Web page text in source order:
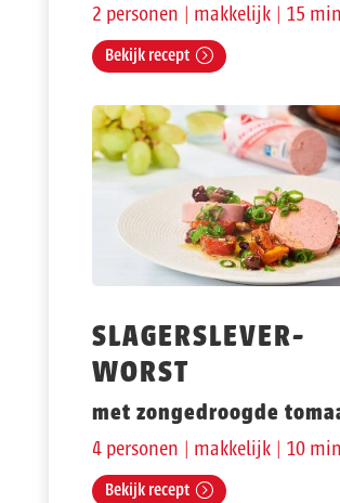
2 personen | makkelijk | 15
Bekijk recept
SLAGERSLEVER-
WORST
met zongedroogde
4 personen | makkelijk | 10
Bekijk recept